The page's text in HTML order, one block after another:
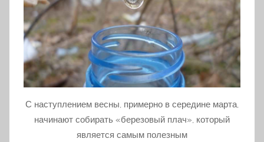
С наступлением весны, примерно в середине марта,
начинают собирать «березовый плач», который
является самым полезным